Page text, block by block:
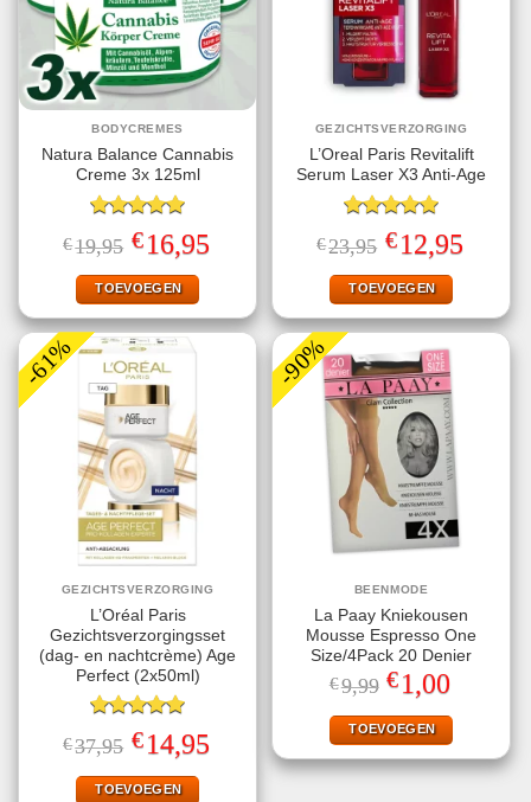
BODYCREMES
Natura Balance Cannabis
Creme 3x 125ml
Gewaardeerd
5.00uit 5
€19,95 Oorspronkelijke
prijs
was:
€19,95.
€16,95prijs
TOEVOEGEN
GEZICHTSVERZORGING
L’Oreal Paris Revitalift
Serum Laser X3 Anti-Age
Gewaardeerd
5.00uit 5
€23,95 Oorspronkelijke
prijs
was:
€23,95.
€12,95prijs
TOEVOEGEN
-61%
GEZICHTSVERZORGING
L’Oréal Paris
Gezichtsverzorgingsset
(dag- en nachtcrème) Age
Perfect (2x50ml)
Gewaardeerd
5.00uit 5
€37,95 Oorspronkelijke
prijs
was:
€37,95.
€14,95prijs
TOEVOEGEN
-90%
BEENMODE
La Paay Kniekousen
Mousse Espresso One
Size/4Pack 20 Denier
€9,99 Oorspronkelijke
prijs
was:
€9,99.
€1,00
is:
€1,00.
TOEVOEGEN